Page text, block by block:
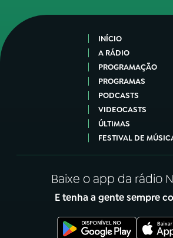
INÍCIO
A RÁDIO
PROGRAMAÇÃO
PROGRAMAS
PODCASTS
VIDEOCASTS
ÚLTIMAS
FESTIVAL DE
Baixe o app da rádio
E tenha a gente sempre